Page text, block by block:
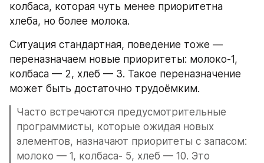
колбаса, которая чуть менее приоритетна
хлеба, но более молока.
Ситуация стандартная, поведение тоже —
переназначаем новые приоритеты: молоко-1,
колбаса — 2, хлеб — 3. Такое переназначение
может быть достаточно трудоёмким.
Часто встречаются предусмотрительные
программисты, которые ожидая новых
элементов, назначают приоритеты с запасом:
молоко — 1, колбаса- 5, хлеб — 10. Это